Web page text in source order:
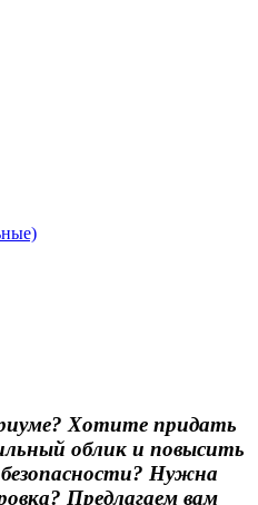
Хотите придать
облик и повысить
Нужна
Предлагаем вам